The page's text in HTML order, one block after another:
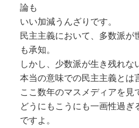
論も
いい加減うんざりです。
民主主義において、多数派が
も承知。
しかし、少数派が生き残れな
本当の意味での民主主義とは
ここ数年のマスメディアを見
どうにもこうにも一画性過
ですよ。